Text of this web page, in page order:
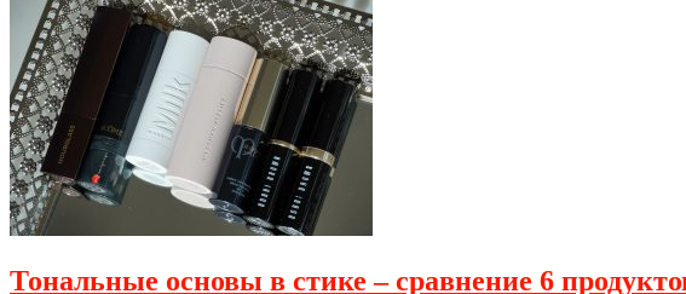
Тональные основы в стике – сравнение 6